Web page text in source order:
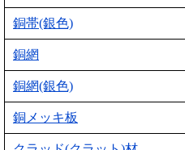
銅帯(銀色)
銅網
銅網(銀色)
銅メッキ板